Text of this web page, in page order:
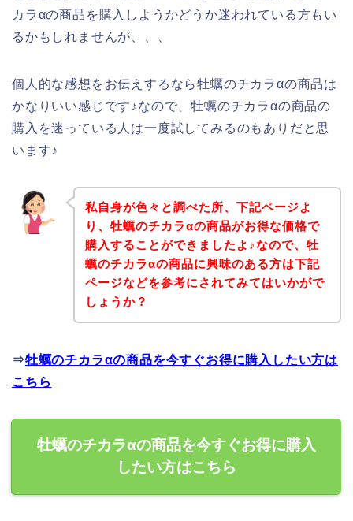
カラαの商品を購入しようかどうか迷われている方もい
るかもしれませんが、、、
個人的な感想をお伝えするなら牡蠣のチカラαの商品は
かなりいい感じです♪なので、牡蠣のチカラαの商品の
購入を迷っている人は一度試してみるのもありだと思
います♪
私自身が色々と調べた所、下記ページよ
り、牡蠣のチカラαの商品がお得な価格で
購入することができましたよ♪なので、牡
蠣のチカラαの商品に興味のある方は下記
ページなどを参考にされてみてはいかがで
しょうか？
⇒牡蠣のチカラαの商品を今すぐお得に購入したい方は
こちら
牡蠣のチカラαの商品を今すぐお得に購入
したい方はこちら